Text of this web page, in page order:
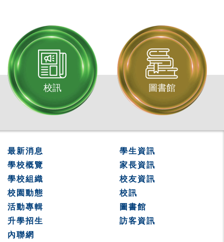
校訊 圖書館
最新消息
學校概覽
學校組織
校園動態
活動專輯
升學招生
學生資訊
家長資訊
校友資訊
校訊
圖書館
訪客資訊
內聯網